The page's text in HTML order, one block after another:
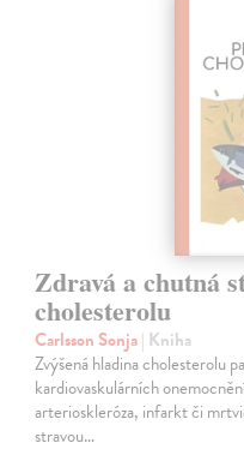
Zdravá a chutná
cholesterolu
Carlsson Sonja| Kniha
Zvýšená hladina cholesterolu
kardiovaskulárních
arterioskleróza, infarkt či
stravou…